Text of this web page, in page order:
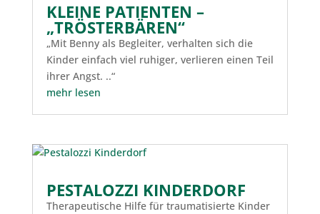
KLEINE PATIENTEN –
„TRÖSTERBÄREN“
„Mit Benny als Begleiter, verhalten sich die
Kinder einfach viel ruhiger, verlieren einen Teil
ihrer Angst. ..“
mehr lesen
PESTALOZZI KINDERDORF
Therapeutische Hilfe für traumatisierte Kinder